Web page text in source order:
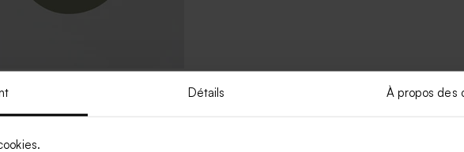
Détails À propos des
naissance vert